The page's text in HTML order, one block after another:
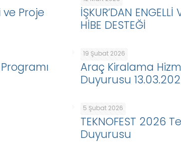
ve Proje
İŞKUR’DAN ENGELLİ
HİBE DESTEĞİ
19 Şubat 2026
Araç Kiralama
Duyurusu
5 Şubat 2026
TEKNOFEST 2026
Duyurusu